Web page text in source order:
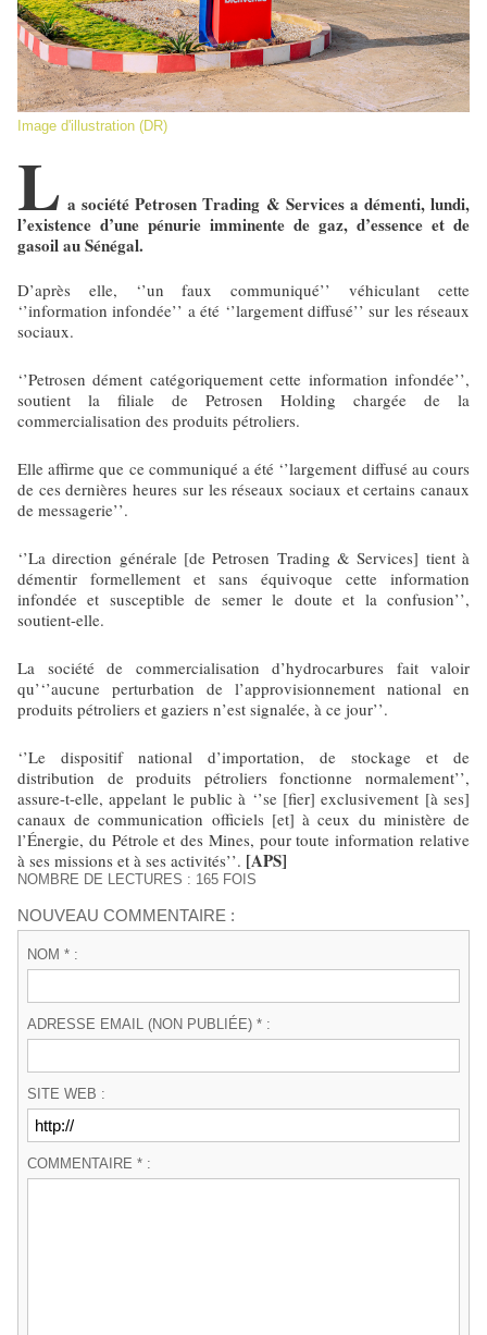
Image d'illustration (DR)
L a société Petrosen Trading & Services a démenti, lundi,
l’existence d’une pénurie imminente de gaz, d’essence et de
gasoil au Sénégal.
D’après elle, ‘’un faux communiqué’’ véhiculant cette
‘’information infondée’’ a été ‘’largement diffusé’’ sur les réseaux
sociaux.
‘’Petrosen dément catégoriquement cette information infondée’’,
soutient la filiale de Petrosen Holding chargée de la
commercialisation des produits pétroliers.
Elle affirme que ce communiqué a été ‘’largement diffusé au cours
de ces dernières heures sur les réseaux sociaux et certains canaux
de messagerie’’.
‘’La direction générale [de Petrosen Trading & Services] tient à
démentir formellement et sans équivoque cette information
infondée et susceptible de semer le doute et la confusion’’,
soutient-elle.
La société de commercialisation d’hydrocarbures fait valoir
qu’‘’aucune perturbation de l’approvisionnement national en
produits pétroliers et gaziers n’est signalée, à ce jour’’.
‘’Le dispositif national d’importation, de stockage et de
distribution de produits pétroliers fonctionne normalement’’,
assure-t-elle, appelant le public à ‘’se [fier] exclusivement [à ses]
canaux de communication officiels [et] à ceux du ministère de
l’Énergie, du Pétrole et des Mines, pour toute information relative
à ses missions et à ses activités’’. [APS]
NOMBRE DE LECTURES : 165 FOIS
NOUVEAU COMMENTAIRE :
NOM * :
ADRESSE EMAIL (NON PUBLIÉE) * :
SITE WEB :
COMMENTAIRE * :